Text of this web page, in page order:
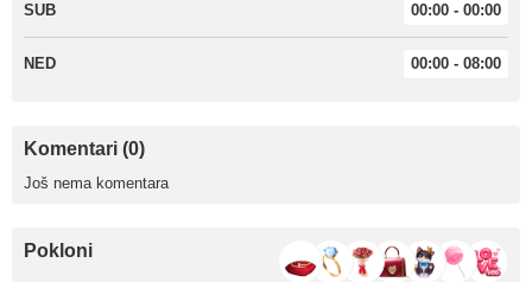
SUB 00:00 - 00:00
NED 00:00 - 08:00
Komentari (0)
Još nema komentara
Pokloni